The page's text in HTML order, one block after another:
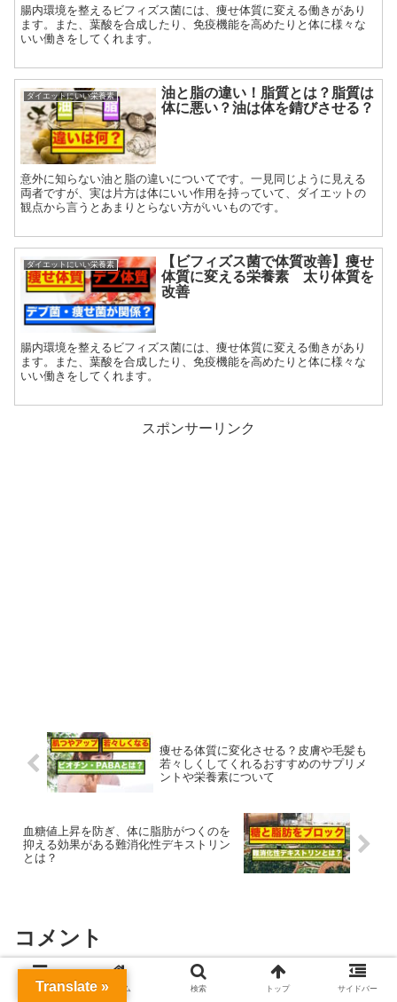
腸内環境を整えるビフィズス菌には、痩せ体質に変える働きがあり
ます。また、葉酸を合成したり、免疫機能を高めたりと体に様々な
いい働きをしてくれます。
ダイエットにいい栄養素
油と脂の違い！脂質とは？脂質は
体に悪い？油は体を錆びさせる？
意外に知らない油と脂の違いについてです。一見同じように見える
両者ですが、実は片方は体にいい作用を持っていて、ダイエットの
観点から言うとあまりとらない方がいいものです。
ダイエットにいい栄養素
【ビフィズス菌で体質改善】痩せ
体質に変える栄養素 太り体質を
改善
腸内環境を整えるビフィズス菌には、痩せ体質に変える働きがあり
ます。また、葉酸を合成したり、免疫機能を高めたりと体に様々な
いい働きをしてくれます。
スポンサーリンク
痩せる体質に変化させる？皮膚や毛髪も
若々しくしてくれるおすすめのサプリメ
ントや栄養素について
血糖値上昇を防ぎ、体に脂肪がつくのを
抑える効果がある難消化性デキストリン
とは？
コメント
コメントを書き込む
メニュー ホーム 検索 トップ サイドバー
Translate »